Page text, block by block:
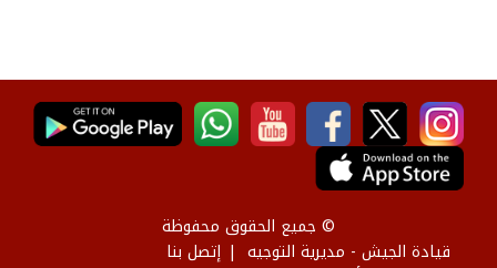
© جميع الحقوق محفوظة
قيادة الجيش - مديرية التوجيه
إتصل بنا